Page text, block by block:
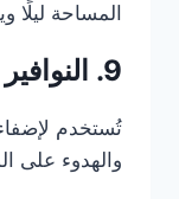
المساحة ليلًا
9. النوافير والعناصر المائية
تُستخدم
والهدوء على